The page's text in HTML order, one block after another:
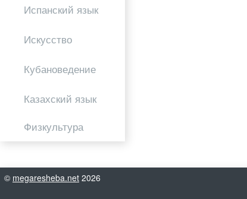
Испанский язык
Искусство
Кубановедение
Казахский язык
Физкультура
© megaresheba.net 2026